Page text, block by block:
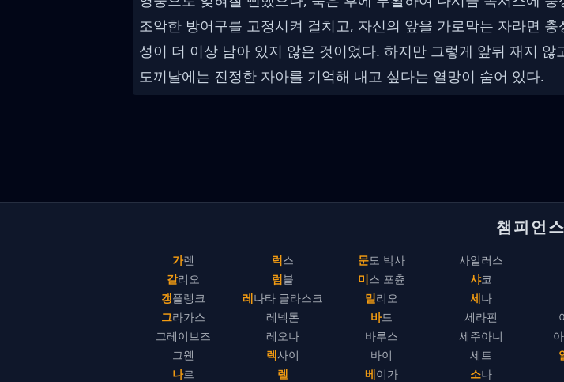
조악한 방어구를 고정시켜 걸치고, 자신의 앞을 가로막는 자라면
성이 더 이상 남아 있지 않은 것이었다. 하지만 그렇게 앞뒤 재지
도끼날에는 진정한 자아를 기억해 내고 싶다는 열망이 숨어 있다.
챔피언스
가렌
갈리오
갱플랭크
그라가스
그레이브즈
그웬
나르
럭스
럼블
레나타 글라스크
레넥톤
레오나
렉사이
렐
문도 박사
미스 포츈
밀리오
바드
바루스
바이
베이가
사일러스
샤코
세나
세라핀
세주아니
세트
소나